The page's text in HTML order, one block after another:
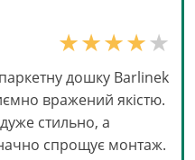
дошку Barlinek
вражений якістю.
стильно, а
спрощує монтаж.